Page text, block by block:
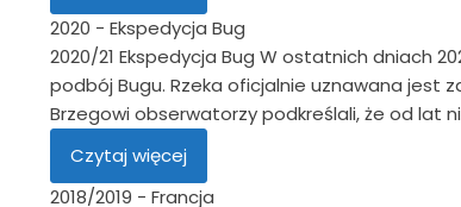
2020 - Ekspedycja Bug
2020/21 Ekspedycja Bug W ostatnich dniach
podbój Bugu. Rzeka oficjalnie uznawana jest
Brzegowi obserwatorzy podkreślali, że od lat
Czytaj więcej
2018/2019 - Francja